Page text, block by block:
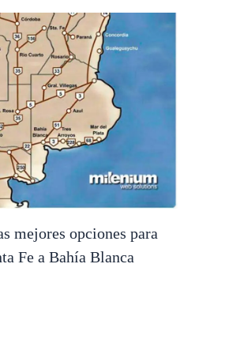
mejores opciones para
Fe a Bahía Blanca